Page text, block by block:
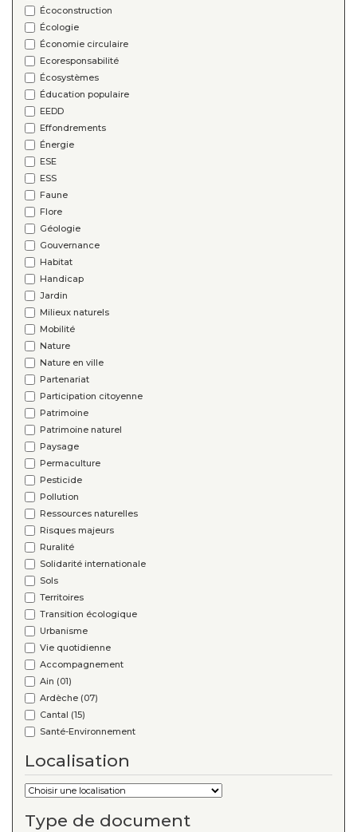
Écoconstruction
Écologie
Économie circulaire
Ecoresponsabilité
Écosystèmes
Éducation populaire
EEDD
Effondrements
Énergie
ESE
ESS
Faune
Flore
Géologie
Gouvernance
Habitat
Handicap
Jardin
Milieux naturels
Mobilité
Nature
Nature en ville
Partenariat
Participation citoyenne
Patrimoine
Patrimoine naturel
Paysage
Permaculture
Pesticide
Pollution
Ressources naturelles
Risques majeurs
Ruralité
Solidarité internationale
Sols
Territoires
Transition écologique
Urbanisme
Vie quotidienne
Accompagnement
Ain (01)
Ardèche (07)
Cantal (15)
Santé-Environnement
Localisation
Type de document